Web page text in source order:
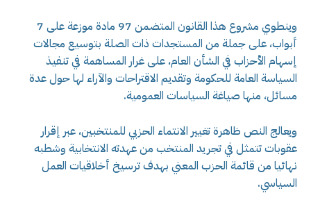
وينطوي مشروع هذا القانون المتضمن 97 مادة موزعة على 7
أبواب، على جملة من المستجدات ذات الصلة بتوسيع مجالات
إسهام الأحزاب في الشأن العام، على غرار المساهمة في تنفيذ
السياسة العامة للحكومة وتقديم الاقتراحات والآراء لها حول عدة
مسائل، منها صياغة السياسات العمومية.
ويعالج النص ظاهرة تغيير الانتماء الحزبي للمنتخبين، عبر إقرار
عقوبات تتمثل في تجريد المنتخب من عهدته الانتخابية وشطبه
نهائيا من قائمة الحزب المعني بهدف ترسيخ أخلاقيات العمل
السياسي.